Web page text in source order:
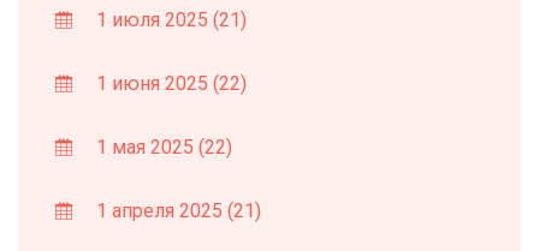
1 июля 2025 (21)
1 июня 2025 (22)
1 мая 2025 (22)
1 апреля 2025 (21)